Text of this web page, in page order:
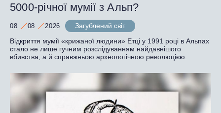
5000-річної мумії з Альп?
08 08 2026
Загублений світ
Відкриття мумії «крижаної людини» Етці у 1991 році в Альпах
стало не лише гучним розслідуванням найдавнішого
вбивства, а й справжньою археологічною революцією.